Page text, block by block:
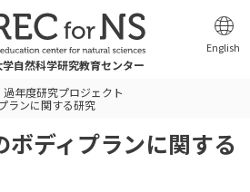
自然科学研究教育センター
English
過年度研究プロジェクト
ランに関する研究
ボディプランに関する